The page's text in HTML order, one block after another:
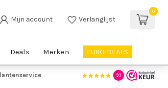
Mijn account Verlanglijst
0
Deals Merken EURO DEALS
9.1